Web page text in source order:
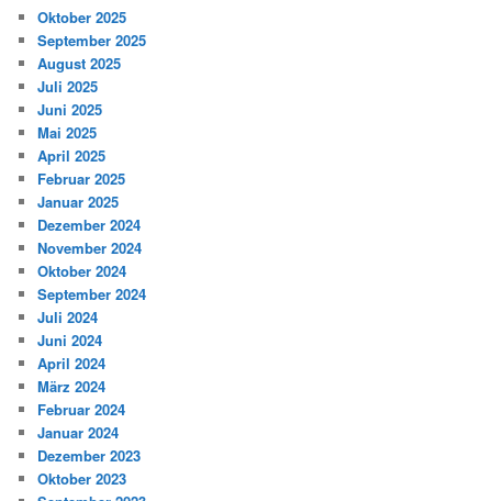
Oktober 2025
September 2025
August 2025
Juli 2025
Juni 2025
Mai 2025
April 2025
Februar 2025
Januar 2025
Dezember 2024
November 2024
Oktober 2024
September 2024
Juli 2024
Juni 2024
April 2024
März 2024
Februar 2024
Januar 2024
Dezember 2023
Oktober 2023